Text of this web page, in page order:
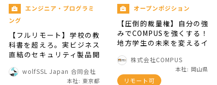
エンジニア・プログラミ
ング
【フルリモート】学校の教
科書を超えろ。実ビジネス
直結のセキュリティ製品開
wolfSSL Japan 合同会社
本社: 東京都
オープンポジション
【圧倒的裁量権】自分の強
みでCOMPUSを強くする！
地方学生の未来を変えるイ
株式会社COMPUS
本社: 岡山県
リモート可